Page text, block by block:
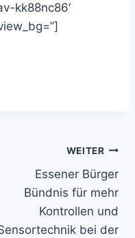
kk88nc86′
WEITER
Essener Bürger
Bündnis für mehr
Kontrollen und
bei der